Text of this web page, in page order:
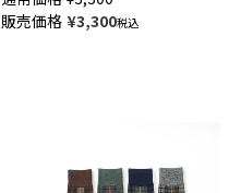
クス 足底滑り止め付き クルー
丈 レディース 03228545
販売価格 ¥3,300税込